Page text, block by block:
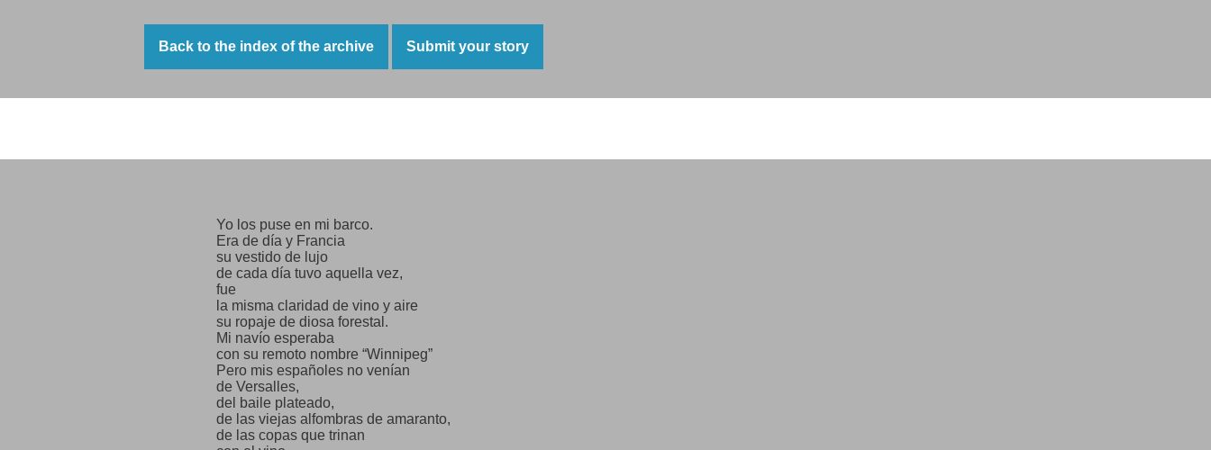
from the shaky France
called by my mouth
arrived,
Saavedra, I said, and came the mason,
potters, tanners:
the boat was becoming populated
parting to my homeland.
I felt in my fingers
the seeds
from Spain
that I rescued myself and scattered
over the sea, directed
to the peace
of the prairies.
Back to the index of the archive Submit your story
Yo los puse en mi barco.
Era de día y Francia
su vestido de lujo
de cada día tuvo aquella vez,
fue
la misma claridad de vino y aire
su ropaje de diosa forestal.
Mi navío esperaba
con su remoto nombre “Winnipeg”
Pero mis españoles no venían
de Versalles,
del baile plateado,
de las viejas alfombras de amaranto,
de las copas que trinan